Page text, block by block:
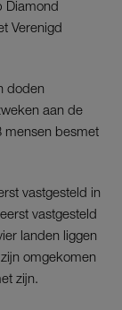
Diamond
Verenigd
doden
aan de
mensen besmet
vastgesteld in
vastgesteld
landen liggen
omgekomen
zijn.